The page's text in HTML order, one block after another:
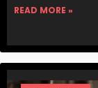
READ MORE »